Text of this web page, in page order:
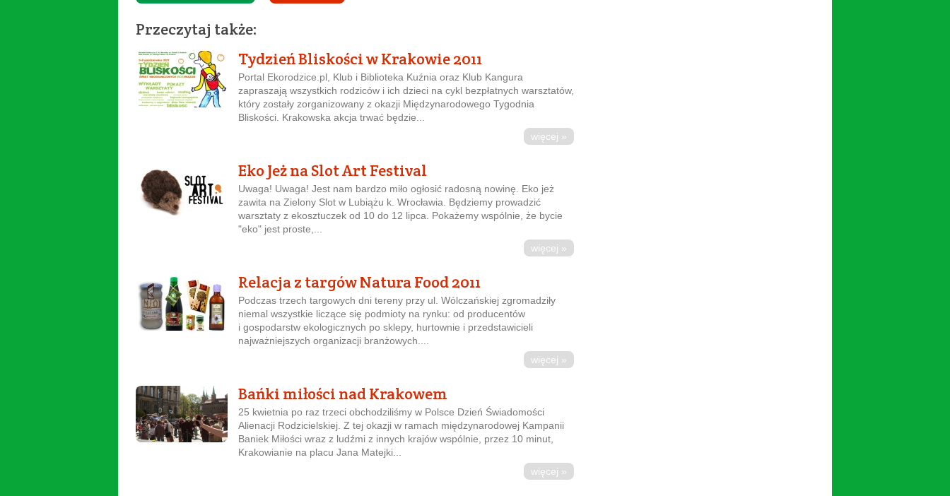
Przeczytaj także:
Tydzień Bliskości w Krakowie 2011
Portal Ekorodzice.pl, Klub i Biblioteka Kuźnia oraz Klub Kangura
zapraszają wszystkich rodziców i ich dzieci na cykl bezpłatnych warsztatów,
który zostały zorganizowany z okazji Międzynarodowego Tygodnia
Bliskości. Krakowska akcja trwać będzie...
więcej »
Eko Jeż na Slot Art Festival
Uwaga! Uwaga! Jest nam bardzo miło ogłosić radosną nowinę. Eko jeż
zawita na Zielony Slot w Lubiążu k. Wrocławia. Będziemy prowadzić
warsztaty z ekosztuczek od 10 do 12 lipca. Pokażemy wspólnie, że bycie
"eko" jest proste,...
więcej »
Relacja z targów Natura Food 2011
Podczas trzech targowych dni tereny przy ul. Wólczańskiej zgromadziły
niemal wszystkie liczące się podmioty na rynku: od producentów
i gospodarstw ekologicznych po sklepy, hurtownie i przedstawicieli
najważniejszych organizacji branżowych....
więcej »
Bańki miłości nad Krakowem
25 kwietnia po raz trzeci obchodziliśmy w Polsce Dzień Świadomości
Alienacji Rodzicielskiej. Z tej okazji w ramach międzynarodowej Kampanii
Baniek Miłości wraz z ludźmi z innych krajów wspólnie, przez 10 minut,
Krakowianie na placu Jana Matejki...
więcej »